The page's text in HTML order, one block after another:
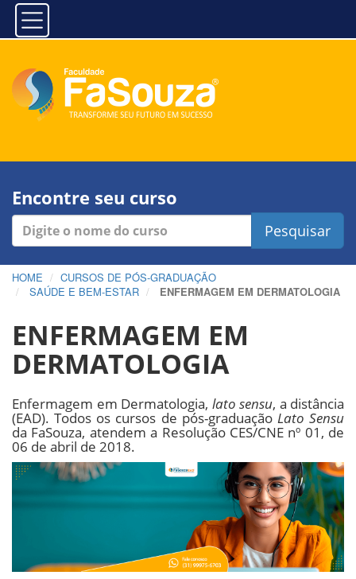
Encontre seu curso
Pesquisar
HOME
CURSOS DE PÓS-GRADUAÇÃO
SAÚDE E BEM-ESTAR
ENFERMAGEM EM DERMATOLOGIA
ENFERMAGEM EM
DERMATOLOGIA
Enfermagem em Dermatologia, lato sensu, a distância
(EAD). Todos os cursos de pós-graduação Lato Sensu
da FaSouza, atendem a Resolução CES/CNE nº 01, de
06 de abril de 2018.